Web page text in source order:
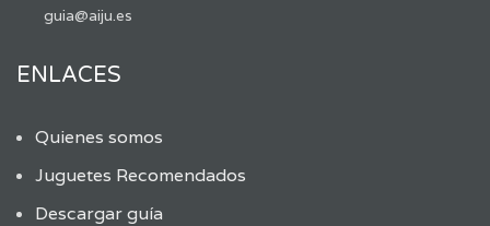
guia@aiju.es
ENLACES
Quienes somos
Juguetes Recomendados
Descargar guía